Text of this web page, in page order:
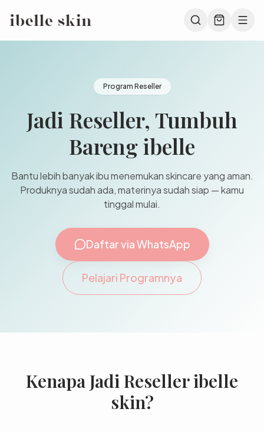
Program Reseller
Jadi Reseller, Tumbuh
Bareng ibelle
Bantu lebih banyak ibu menemukan skincare yang aman.
Produknya sudah ada, materinya sudah siap — kamu
tinggal mulai.
Daftar via WhatsApp
Pelajari Programnya
Kenapa Jadi Reseller ibelle
skin?